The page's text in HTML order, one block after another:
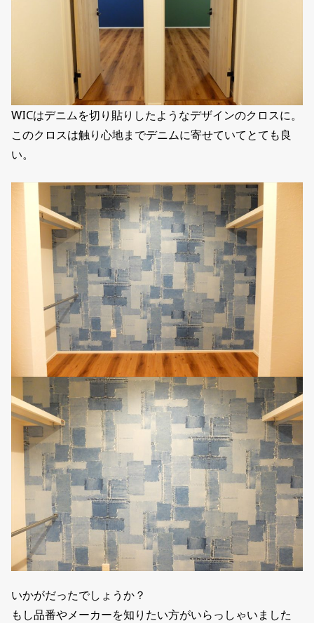
WICはデニムを切り貼りしたようなデザインのクロスに。
このクロスは触り心地までデニムに寄せていてとても良
い。
いかがだったでしょうか？
もし品番やメーカーを知りたい方がいらっしゃいました